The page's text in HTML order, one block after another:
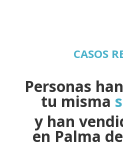
CASOS
Personas
tu misma
y han
en Palma